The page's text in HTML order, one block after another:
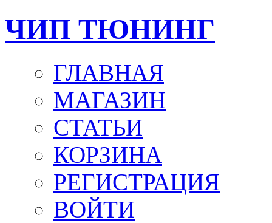
ЧИП ТЮНИНГ
ГЛАВНАЯ
МАГАЗИН
СТАТЬИ
КОРЗИНА
РЕГИСТРАЦИЯ
ВОЙТИ